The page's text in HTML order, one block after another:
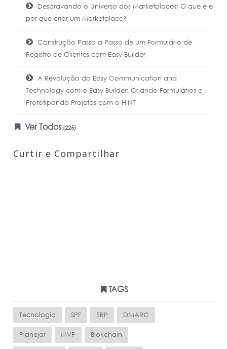
Desbravando o Universo dos Marketplaces: O que é e
por que criar um Marketplace?
Construção Passo a Passo de um Formulário de
Registro de Clientes com Easy Builder
A Revolução da Easy Communication and
Technology com o Easy Builder: Criando Formulários e
Prototipando Projetos com o HINT
Ver Todos (225)
Curtir e Compartilhar
TAGS
Tecnologia SPF ERP DMARC
Planejar MVP Blokchain